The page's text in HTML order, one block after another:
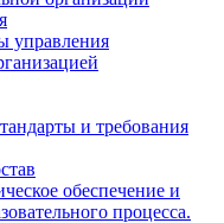
управления
и требования
обеспечение и
процесса.